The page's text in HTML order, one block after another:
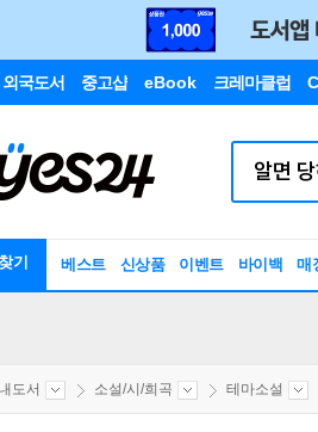
외국도서 중고샵 eBook 크레마클럽
기 베스트 신상품 이벤트 바이백 매
도서 소설/시/희곡 테마소설